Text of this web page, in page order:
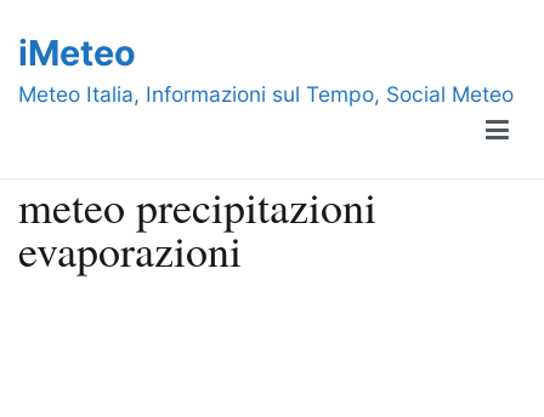
contenuto
iMeteo
Meteo Italia, Informazioni sul Tempo, Social Meteo
meteo precipitazioni
evaporazioni